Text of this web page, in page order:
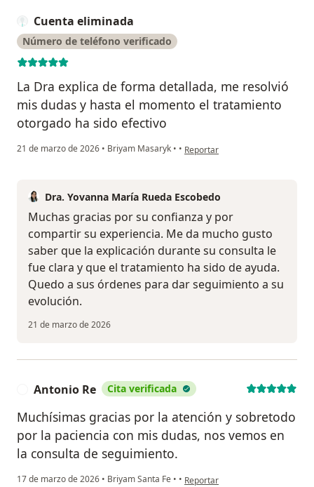
Cuenta eliminada
Número de teléfono verificado
La Dra explica de forma detallada, me resolvió
mis dudas y hasta el momento el tratamiento
otorgado ha sido efectivo
21 de marzo de 2026 • Briyam Masaryk • • en opinión del usuario Cuenta
Reportar
Dra. Yovanna María Rueda Escobedo
Muchas gracias por su confianza y por
compartir su experiencia. Me da mucho gusto
saber que la explicación durante su consulta le
fue clara y que el tratamiento ha sido de ayuda.
Quedo a sus órdenes para dar seguimiento a su
evolución.
21 de marzo de 2026
Antonio Re Cita verificada
Muchísimas gracias por la atención y sobretodo
por la paciencia con mis dudas, nos vemos en
la consulta de seguimiento.
17 de marzo de 2026 • Briyam Santa Fe • • en opinión del usuario Antonio Re
Reportar